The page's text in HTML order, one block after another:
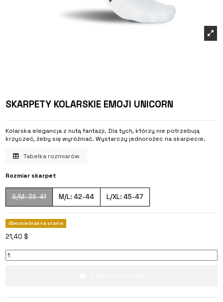
SKARPETY KOLARSKIE EMOJI UNICORN
Kolarska elegancja z nutą fantazji. Dla tych, którzy nie potrzebują
krzyczeć, żeby się wyróżniać. Wystarczy jednorożec na skarpecie.
Tabelka rozmiarów
Rozmiar skarpet
S/M: 36-41 M/L: 42-44 L/XL: 45-47
Obecnie brak na stanie
21,40 $